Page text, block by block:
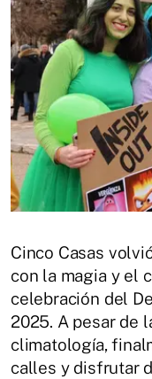
Cinco Casas
con la magia y el
celebración del
2025. A pesar de
climatología,
calles y disfrutar